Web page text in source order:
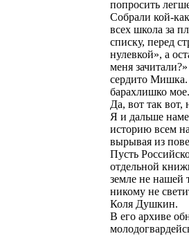
попросить
Собрали кой-
всех школа за
списку, перед
нулевкой», а
меня
сердито
барахлишко
Да, вот так вот,
Я и дальше
историю всем
вырывая из
Пусть
отдельной
земле не нашей
никому не
Коля Душкин.
В его архиве